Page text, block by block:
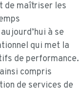
de maîtriser les
à se
qui met la
de performance.
compris
de services de